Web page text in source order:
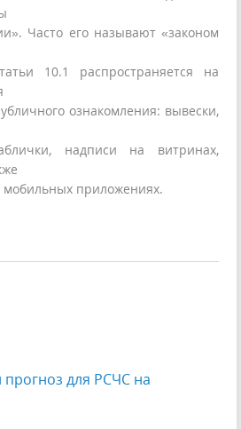
Часто его называют «законом
10.1 распространяется на
ознакомления: вывески,
надписи на витринах,
мобильных приложениях.
для РСЧС на